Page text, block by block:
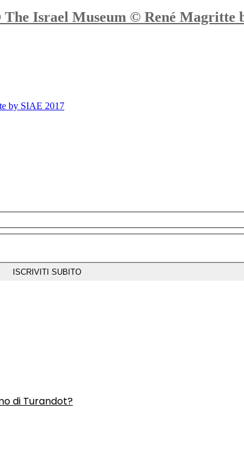
Israel Museum © René Magritte
by SIAE 2017
di Turandot?